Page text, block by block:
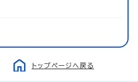
トップページへ戻る